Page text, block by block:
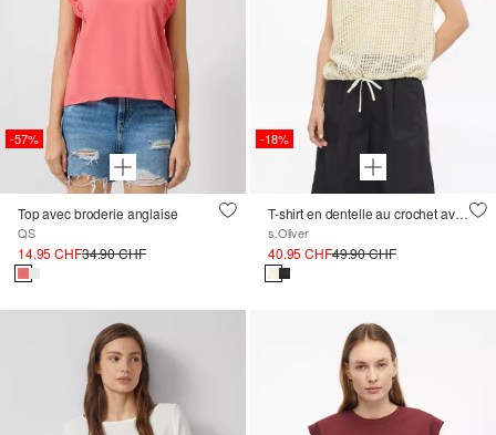
-57%
Top avec broderie anglaise
QS
14.95 CHF34.90 CHF
-18%
T-shirt en dentelle au crochet avec ourlet ajustable
s.Oliver
40.95 CHF49.90 CHF